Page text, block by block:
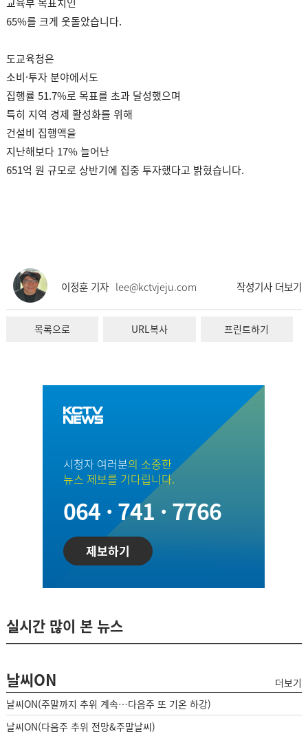
65%를 크게 웃돌았습니다.
도교육청은
소비·투자 분야에서도
집행률 51.7%로 목표를 초과 달성했으며
특히 지역 경제 활성화를 위해
건설비 집행액을
지난해보다 17% 늘어난
651억 원 규모로 상반기에 집중 투자했다고 밝혔습니다.
이정훈 기자 lee@kctvjeju.com 작성기사 더보기
목록으로 URL복사 프린트하기
시청자 여러분의 소중한
뉴스 제보를 기다립니다.
064 · 741 · 7766
제보하기
실시간 많이 본 뉴스
날씨ON
더보기
날씨ON(주말까지 추위 계속…다음주 또 기온 하강)
날씨ON(다음주 추위 전망&주말날씨)